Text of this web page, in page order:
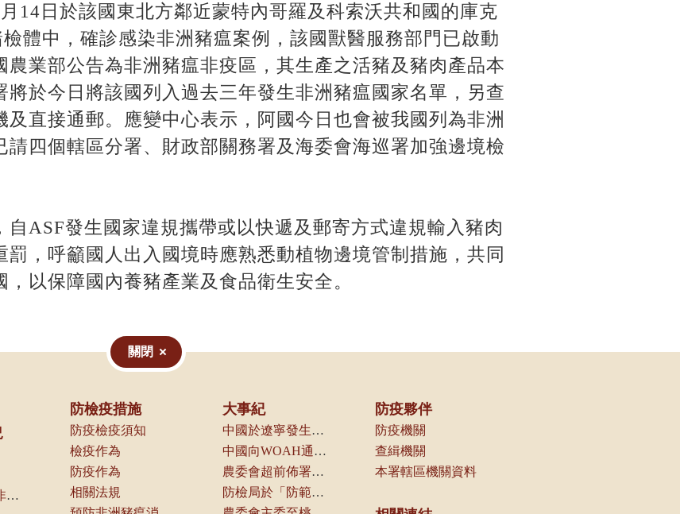
14日於該國東北方鄰近蒙特內哥羅及科索沃共和國的庫克
體中，確診感染非洲豬瘟案例，該國獸醫服務部門已啟動
業部公告為非洲豬瘟非疫區，其生產之活豬及豬肉產品本
將於今日將該國列入過去三年發生非洲豬瘟國家名單，另查
直接通郵。應變中心表示，阿國今日也會被我國列為非洲
四個轄區分署、財政部關務署及海委會海巡署加強邊境檢
自ASF發生國家違規攜帶或以快遞及郵寄方式違規輸入豬肉
，呼籲國人出入國境時應熟悉動植物邊境管制措施，共同
以保障國內養豬產業及食品衛生安全。
關閉
近三年曾發生非洲豬瘟之國家（地區）一覽
防檢疫措施
防疫檢疫須知
檢疫作為
防疫作為
相關法規
大事紀
中國於遼寧發生第一起案例，本局立即通知動物防疫機關及產業團體
中國向WOAH通報境內發生非洲豬瘟
農委會超前佈署啟動各項防疫管控措施
防檢局於「防範重大外來豬病產業座談會議」中，請養豬產業及相關業者配合各項管制措施，以防堵本病傳入我國
防疫夥伴
防疫機關
查緝機關
本署轄區機關資料